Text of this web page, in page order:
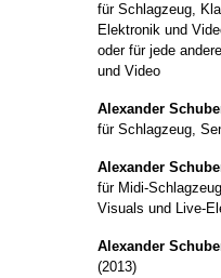
für Schlagzeug,
Elektronik und
oder für jede
und Video
Alexander
für Schlagzeug,
Alexander
für Midi-
Visuals und Live-
Alexander
(2013)